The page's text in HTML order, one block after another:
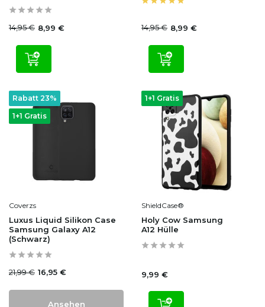
14,95 € 8,99 € 14,95 € 8,99 €
1+1 Gratis
Rabatt 23%
Coverzs
Luxus Liquid Silikon Case
Samsung Galaxy A12
(Schwarz)
21,99 € 16,95 €
Ansehen
1+1 Gratis
ShieldCase®
Holy Cow Samsung
A12 Hülle
9,99 €